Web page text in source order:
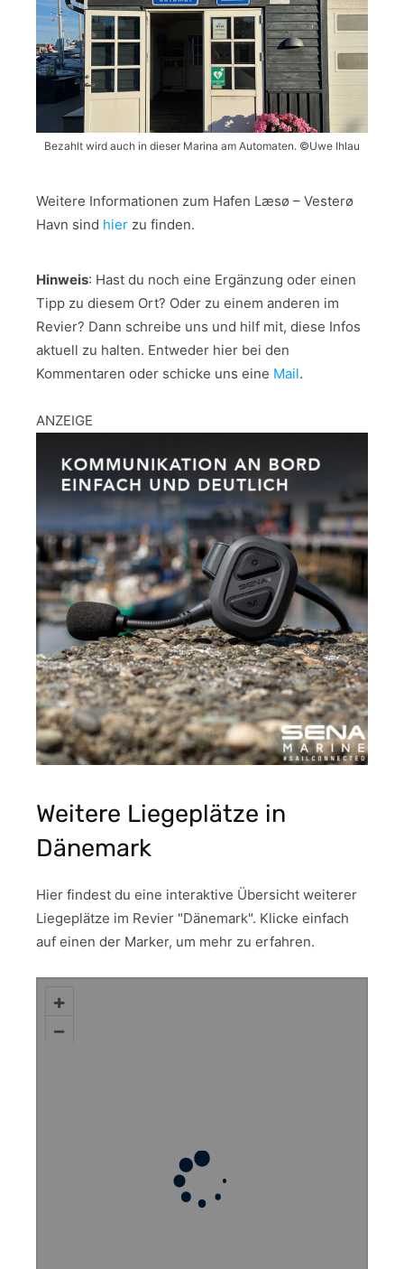
Bezahlt wird auch in dieser Marina am Automaten. ©Uwe Ihlau
Weitere Informationen zum Hafen Læsø – Vesterø
Havn sind hier zu finden.
Hinweis: Hast du noch eine Ergänzung oder einen
Tipp zu diesem Ort? Oder zu einem anderen im
Revier? Dann schreibe uns und hilf mit, diese Infos
aktuell zu halten. Entweder hier bei den
Kommentaren oder schicke uns eine Mail.
ANZEIGE
Weitere Liegeplätze in
Dänemark
Hier findest du eine interaktive Übersicht weiterer
Liegeplätze im Revier "Dänemark". Klicke einfach
auf einen der Marker, um mehr zu erfahren.
+
–